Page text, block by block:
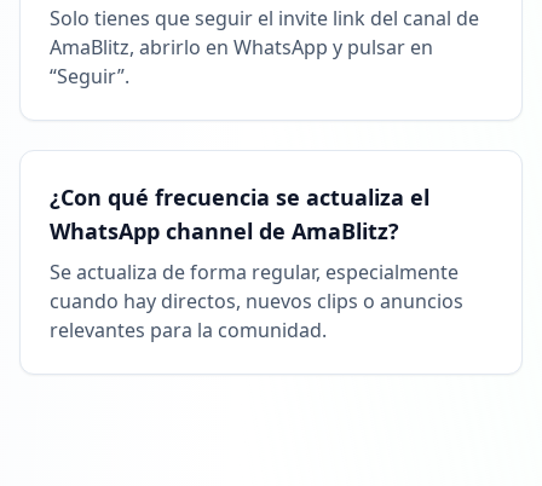
Solo tienes que seguir el invite link del canal de
AmaBlitz, abrirlo en WhatsApp y pulsar en
“Seguir”.
¿Con qué frecuencia se actualiza el
WhatsApp channel de AmaBlitz?
Se actualiza de forma regular, especialmente
cuando hay directos, nuevos clips o anuncios
relevantes para la comunidad.